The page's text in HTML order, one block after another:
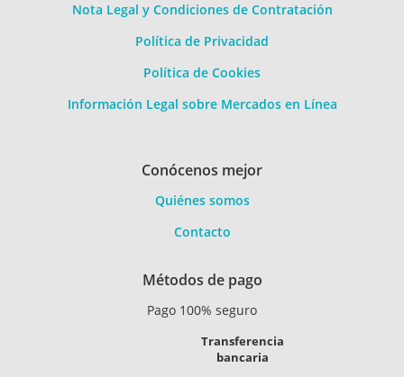
Nota Legal y Condiciones de Contratación
Política de Privacidad
Política de Cookies
Información Legal sobre Mercados en Línea
Conócenos mejor
Quiénes somos
Contacto
Métodos de pago
Pago 100% seguro
Transferencia
bancaria